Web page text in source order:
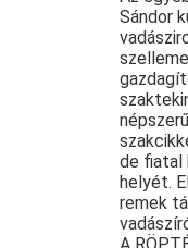
Sándor
de fiatal
helyét.
remek
A